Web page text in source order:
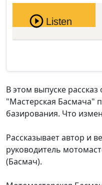
Pause
Listen
В этом выпуске
"Мастерская Басмача"
базирования. Что
Рассказывает автор и
руководитель
(Басмач).